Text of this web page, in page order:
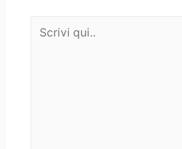
qui..